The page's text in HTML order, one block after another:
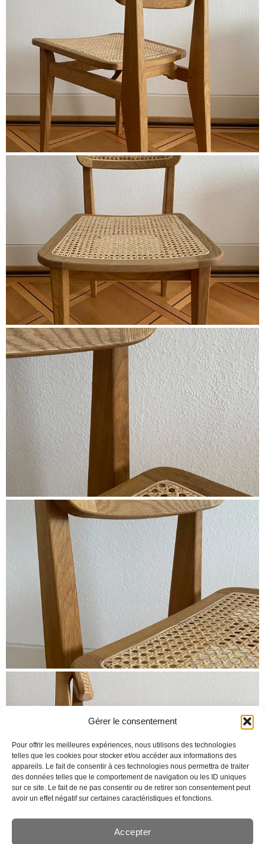
Gérer le consentement
Pour offrir les meilleures expériences, nous utilisons des technologies
telles que les cookies pour stocker et/ou accéder aux informations des
appareils. Le fait de consentir à ces technologies nous permettra de traiter
des données telles que le comportement de navigation ou les ID uniques
sur ce site. Le fait de ne pas consentir ou de retirer son consentement peut
avoir un effet négatif sur certaines caractéristiques et fonctions.
Accepter